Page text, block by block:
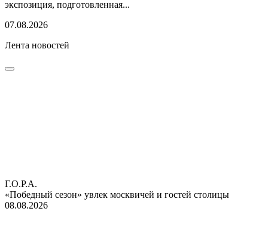
экспозиция, подготовленная...
07.08.2026
Лента новостей
Г.О.Р.А.
«Победный сезон» увлек москвичей и гостей столицы
08.08.2026